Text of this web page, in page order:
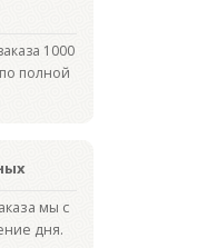
1000
полной
мы с
дня.